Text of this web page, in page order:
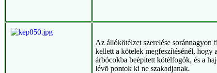
Az állókötélzet szerelése soránnagyon
kellett a kötelek megfeszítésénél, hogy
árbócokba beépített kötélfogók, és a
lévõ pontok ki ne szakadjanak.